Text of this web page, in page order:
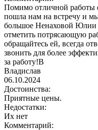
Помимо отличной работы
пошла нам на встречу и
большое Ненаховой Юлии
отметить потрясающую
обращайтесь ей, всегда
звонить для более
за работу!В
Владислав
06.10.2024
Достоинства:
Приятные цены.
Недостатки:
Их нет
Комментарий: